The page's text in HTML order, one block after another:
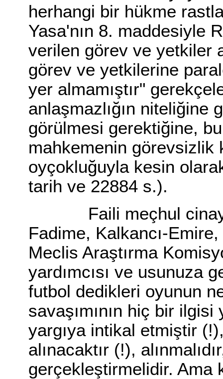
herhangi bir hükme
Yasa'nın 8. maddesiyle
verilen görev ve yetkiler
görev ve yetkilerine
yer almamıştır"
anlaşmazlığın niteliğine
görülmesi gerektiğine,
mahkemenin görevsizlik
oyçokluğuyla kesin
tarih ve 22884 s.).
Faili meçhul
Fadime, Kalkancı-
Meclis Araştırma
yardımcısı ve usunuza
futbol dedikleri oyunun
savaşımının hiç bir
yargıya intikal etmiştir
alınacaktır (!),
gerçekleştirmelidir.